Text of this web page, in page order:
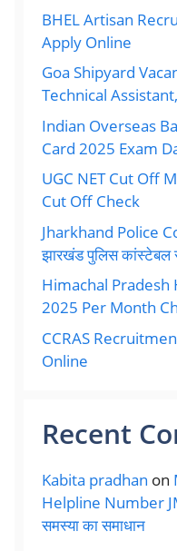
BHEL Artisan
Apply Online
Goa Shipyard
Technical
Indian Overseas
Card 2025 Exam
UGC NET Cut Off
Cut Off Check
Jharkhand Police
झारखंड पुलिस कांस्टेबल
Himachal Pradesh
2025 Per Month
CCRAS
Online
Recent
Kabita pradhan on
Helpline Number
समस्या का समाधान